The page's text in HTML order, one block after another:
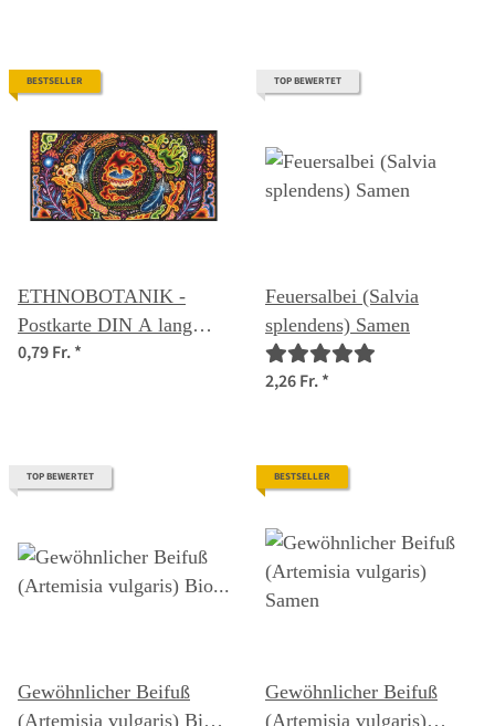
BESTSELLER
ETHNOBOTANIK -
Postkarte DIN A lang
(10,5 x 21 cm)
0,79 Fr.*
TOP BEWERTET
Feuersalbei (Salvia
splendens) Samen
2,26 Fr.*
TOP BEWERTET
Gewöhnlicher Beifuß
(Artemisia vulgaris) Bio
BESTSELLER
Gewöhnlicher Beifuß
(Artemisia vulgaris)